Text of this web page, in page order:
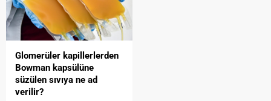
Glomerüler kapillerlerden
Bowman kapsülüne
süzülen sıvıya ne ad
verilir?